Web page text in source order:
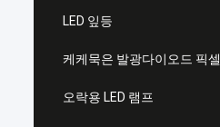
LED 잎등
케케묵은 발광다이오드 픽셀
오락용 LED 램프